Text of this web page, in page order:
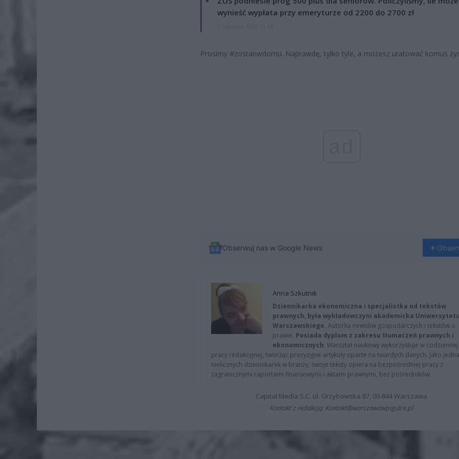
wynieść wypłata przy emeryturze od 2200 do 2700 zł
Prosimy #zostanwdomu. Naprawdę, tylko tyle, a możesz uratować komuś
Obserwuj nas w Google News
Anna Szkutnik
Dziennikarka ekonomiczna i specjalistka od tekstów
prawnych, była wykładowczyni akademicka
Warszawskiego. Autorka newsów gospodarczych i tekstów o
prawie. Posiada dyplom z zakresu tłumaczeń prawnych i
ekonomicznych. Warsztat naukowy wykorzystuje w codziennej
pracy redakcyjnej, tworząc precyzyjne artykuły oparte na twardych danych. Jako
nielicznych dziennikarek w branży, swoje teksty opiera na bezpośredniej pracy z
zagranicznymi raportami finansowymi i aktami prawnymi, bez pośredników.
Capital Media S.C. ul. Grzybowska 87, 00-844 Warszawa
Kontakt z redakcją: Kontakt@warszawawpigulce.pl